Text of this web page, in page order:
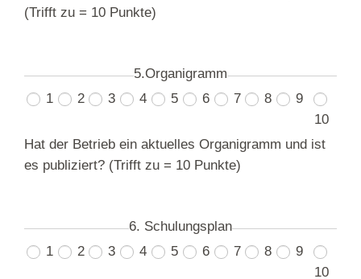
(Trifft zu = 10 Punkte)
5.Organigramm
1
2 3 4 5 6 7 8
9
10
Hat der Betrieb ein aktuelles Organigramm und ist
es publiziert? (Trifft zu = 10 Punkte)
6. Schulungsplan
1
2 3 4 5 6 7 8
9
10